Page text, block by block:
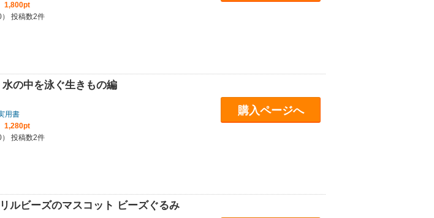
1,800pt
） 投稿数2件
水の中を泳ぐ生きもの編
用書
1,280pt
） 投稿数2件
購入ページへ
ルビーズのマスコット ビーズぐるみ